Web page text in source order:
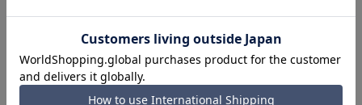
就活中から入社後まで長く使える定番トートバッグ
ace. SKトート TOPへ